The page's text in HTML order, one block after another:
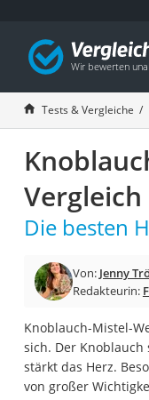
Tests & Vergleiche
Vergleich
Die besten
Von: Jenny
Redakteurin:
Knoblauch-Mistel-
sich. Der
stärkt das Herz.
von großer